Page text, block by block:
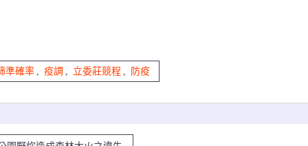
準確率 , 疫調 , 立委莊競程 , 防疫